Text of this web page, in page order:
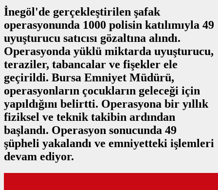
İnegöl'de gerçekleştirilen şafak
operasyonunda 1000 polisin katılımıyla 49
uyuşturucu satıcısı gözaltına alındı.
Operasyonda yüklü miktarda uyuşturucu,
teraziler, tabancalar ve fişekler ele
geçirildi. Bursa Emniyet Müdürü,
operasyonların çocukların geleceği için
yapıldığını belirtti. Operasyona bir yıllık
fiziksel ve teknik takibin ardından
başlandı. Operasyon sonucunda 49
şüpheli yakalandı ve emniyetteki işlemleri
devam ediyor.